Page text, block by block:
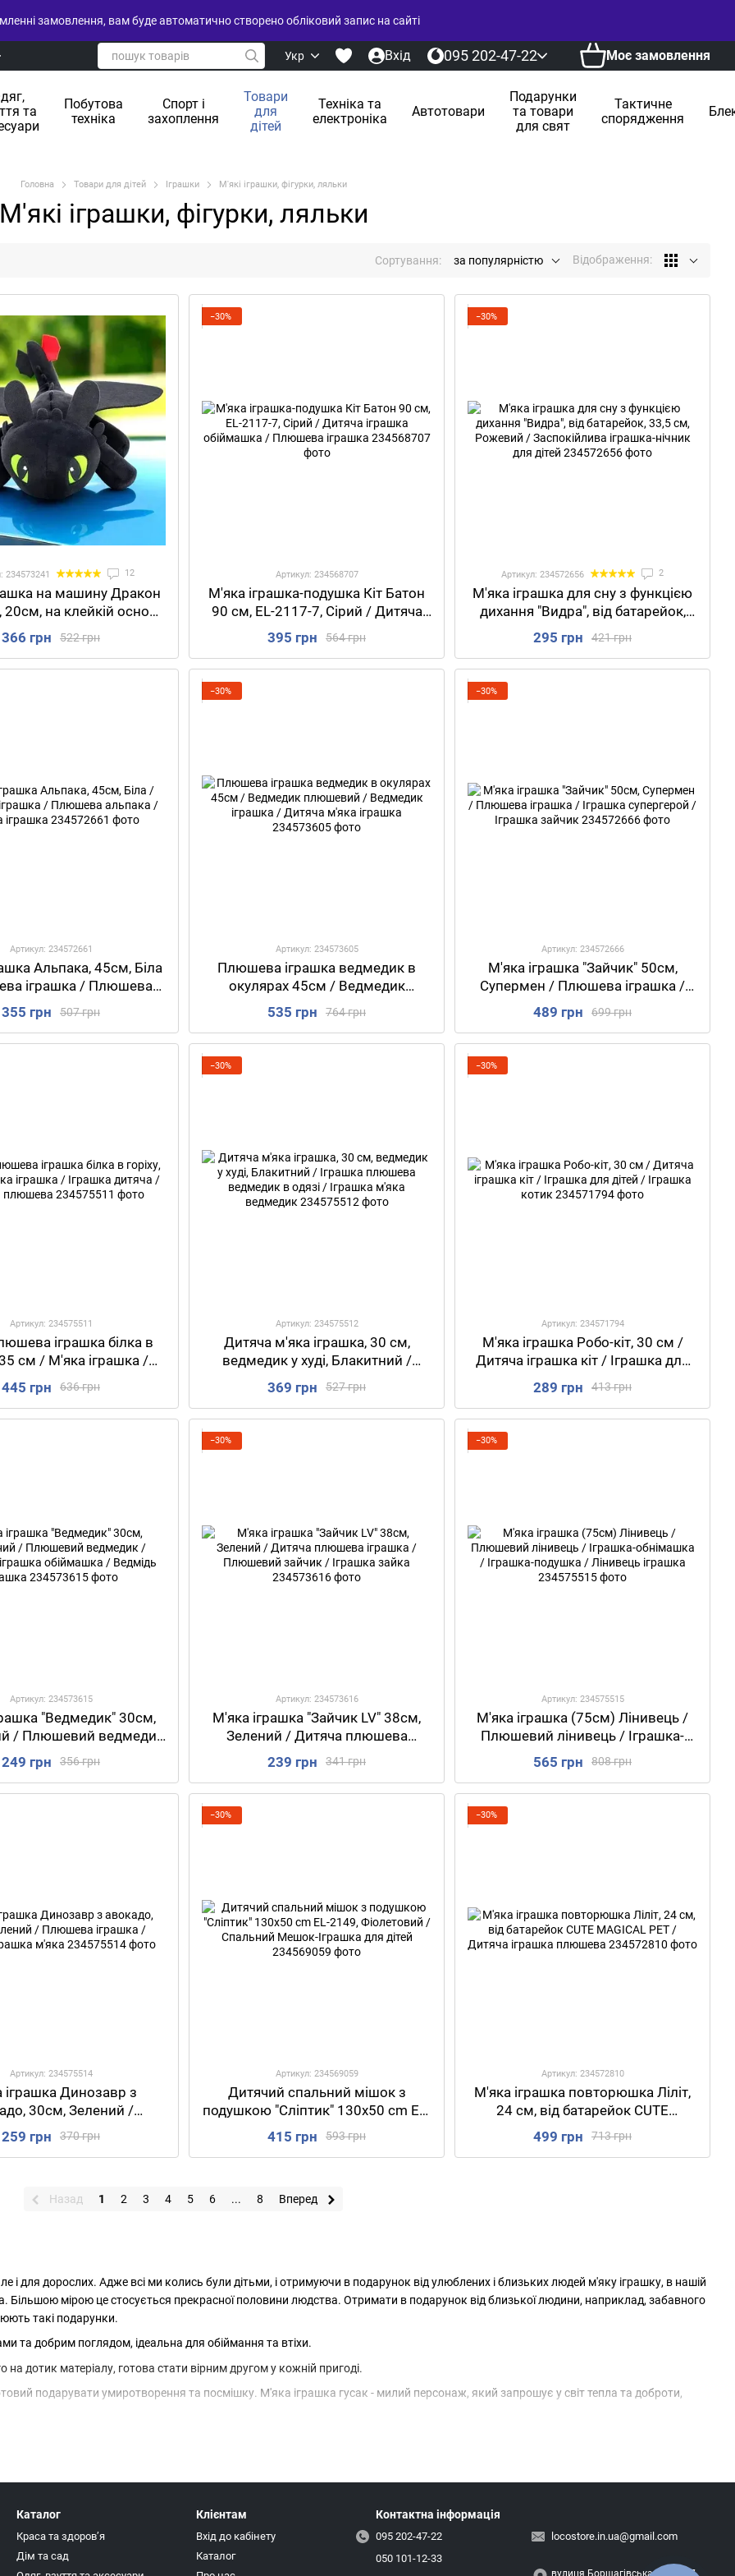
замовлення, вам буде автоматично створено обліковий запис на сайті
Укр Вхід 095 202-47-22 Моє замовлення
та
Побутова
техніка
Спорт і
захоплення
Товари
для
дітей
Техніка та
електроніка
Автотовари
Подарунки
та товари
для свят
Тактичне
спорядження
Головна Товари для дітей Іграшки М'які іграшки, фігурки, ляльки
М'які іграшки, фігурки, ляльки
Сортування: за популярністю Відображення:
і для дорослих. Адже всі ми колись були дітьми, і отримуючи в подарунок від улюблених і близьких людей м'яку іграшку, в нашій
Більшою мірою це стосується прекрасної половини людства. Отримати в подарунок від близької людини, наприклад, забавного
такі подарунки.
та добрим поглядом, ідеальна для обіймання та втіхи.
дотик матеріалу, готова стати вірним другом у кожній пригоді.
подарувати умиротворення та посмішку. М'яка іграшка гусак - милий персонаж, який запрошує у світ тепла та доброти,
загадковість і м'якість, стаючи дивовижним компаньйоном.
234573241 12
на машину Дракон
на клейкій основі,
/ Плюшева іграшка
/ Іграшка на авто
522 грн
366 грн
−30%
Артикул: 234568707
М'яка іграшка-подушка Кіт Батон
90 см, EL-2117-7, Сірий / Дитяча
іграшка обіймашка / Плюшева
іграшка
564 грн
395 грн
−30%
Артикул: 234572656 2
М'яка іграшка для сну з функцією
дихання "Видра", від батарейок,
33,5 см, Рожевий / Заспокійлива
іграшка-нічник для дітей
421 грн
295 грн
Артикул: 234572661
Альпака, 45см, Біла
іграшка / Плюшева
/ Дитяча іграшка
507 грн
355 грн
−30%
Артикул: 234573605
Плюшева іграшка ведмедик в
окулярах 45см / Ведмедик
плюшевий / Ведмедик іграшка /
Дитяча м'яка іграшка
764 грн
535 грн
−30%
Артикул: 234572666
М'яка іграшка "Зайчик" 50см,
Супермен / Плюшева іграшка /
Іграшка супергерой / Іграшка
зайчик
699 грн
489 грн
Артикул: 234575511
іграшка білка в
35 см / М'яка іграшка /
/ Іграшка плюшева
636 грн
445 грн
−30%
Артикул: 234575512
Дитяча м'яка іграшка, 30 см,
ведмедик у худі, Блакитний /
Іграшка плюшева ведмедик в
одязі / Іграшка м'яка ведмедик
527 грн
369 грн
−30%
Артикул: 234571794
М'яка іграшка Робо-кіт, 30 см /
Дитяча іграшка кіт / Іграшка для
дітей / Іграшка котик
413 грн
289 грн
Артикул: 234573615
"Ведмедик" 30см,
/ Плюшевий ведмедик
іграшка обіймашка /
іграшка
356 грн
249 грн
−30%
Артикул: 234573616
М'яка іграшка "Зайчик LV" 38см,
Зелений / Дитяча плюшева
іграшка / Плюшевий зайчик /
Іграшка зайка
341 грн
239 грн
−30%
Артикул: 234575515
М'яка іграшка (75см) Лінивець /
Плюшевий лінивець / Іграшка-
обнімашка / Іграшка-подушка /
Лінивець іграшка
808 грн
565 грн
Артикул: 234575514
Динозавр з
30см, Зелений /
іграшка / Дитяча
іграшка м'яка
370 грн
259 грн
−30%
Артикул: 234569059
Дитячий спальний мішок з
подушкою "Сліптик" 130х50 сm EL-
2149, Фіолетовий / Cпальний
Мешок-Іграшка для дітей
593 грн
415 грн
−30%
Артикул: 234572810
М'яка іграшка повторюшка Ліліт,
24 см, від батарейок CUTE
MAGICAL PET / Дитяча іграшка
плюшева
713 грн
499 грн
Назад 1 2 3 4 5 6 ... 8 Вперед
Каталог
Краса та здоровʼя
Дім та сад
Клієнтам
Вхід до кабінету
Каталог
Контактна інформація
095 202-47-22
050 101-12-33
locostore.in.ua@gmail.com
вулиця Борщагівська, 173/187,